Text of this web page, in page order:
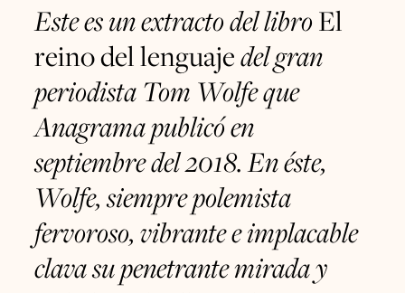
Este es un extracto del libroEl
reino del lenguajedel gran
periodista Tom Wolfe que
Anagrama publicó en
septiembre del 2018. En éste,
Wolfe, siempre polemista
fervoroso, vibrante e implacable
clava su penetrante mirada y